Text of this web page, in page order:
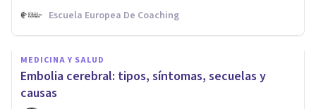
Escuela Europea De Coaching
MEDICINA Y SALUD
Embolia cerebral: tipos, síntomas, secuelas y
causas
PSICOFARMACOLOGÍA
Cura de sueño: qué es, cómo se
usaba, y por qué no se
recomienda